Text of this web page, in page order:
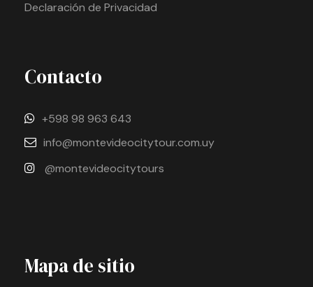
Declaración de Privacidad
Contacto
+598 98 963 643
info@montevideocitytour.com.uy
@montevideocitytours
Mapa de sitio